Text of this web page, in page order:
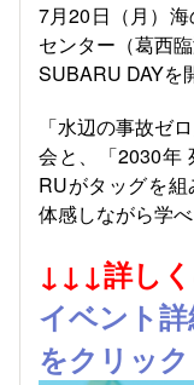
7月20日（月）
センター（葛西
SUBARU DAYを
「水辺の事故ゼ
会と、「2030年
RUがタッグを
体感しながら学
↓↓↓詳し
イベント
をクリック